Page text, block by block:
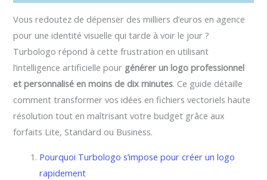
Vous redoutez de dépenser des milliers d’euros en agence
pour une identité visuelle qui tarde à voir le jour ?
Turbologo répond à cette frustration en utilisant
l’intelligence artificielle pour générer un logo professionnel
et personnalisé en moins de dix minutes. Ce guide détaille
comment transformer vos idées en fichiers vectoriels haute
résolution tout en maîtrisant votre budget grâce aux
forfaits Lite, Standard ou Business.
Pourquoi Turbologo s’impose pour créer un logo
rapidement